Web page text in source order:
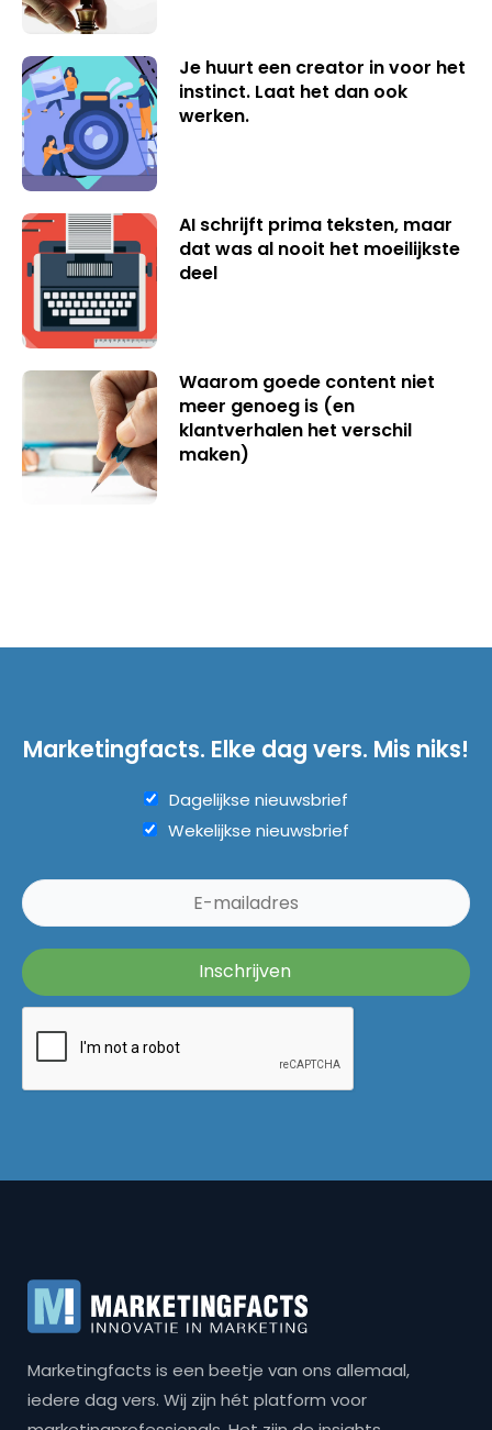
Je huurt een creator in voor het
instinct. Laat het dan ook
werken.
AI schrijft prima teksten, maar
dat was al nooit het moeilijkste
deel
Waarom goede content niet
meer genoeg is (en
klantverhalen het verschil
maken)
Marketingfacts. Elke dag vers. Mis niks!
Dagelijkse nieuwsbrief
Wekelijkse nieuwsbrief
Marketingfacts is een beetje van ons allemaal,
iedere dag vers. Wij zijn hét platform voor